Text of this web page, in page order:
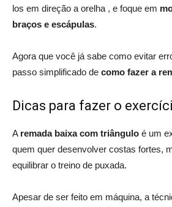
los em direção a orelha , e foque em
braços e escápulas.
Agora que você já sabe como evitar
passo simplificado de como fazer a
Dicas para fazer o
A remada baixa com triângulo é um
quem quer desenvolver costas fortes,
equilibrar o treino de puxada.
Apesar de ser feito em máquina, a